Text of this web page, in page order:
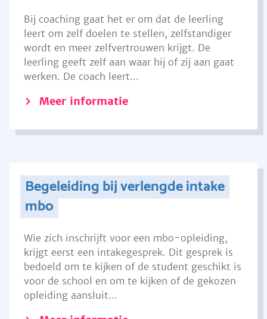
Bij coaching gaat het er om dat de leerling
leert om zelf doelen te stellen, zelfstandiger
wordt en meer zelfvertrouwen krijgt. De
leerling geeft zelf aan waar hij of zij aan gaat
werken. De coach leert...
Meer informatie
Begeleiding bij verlengde intake
mbo
Wie zich inschrijft voor een mbo-opleiding,
krijgt eerst een intakegesprek. Dit gesprek is
bedoeld om te kijken of de student geschikt is
voor de school en om te kijken of de gekozen
opleiding aansluit...